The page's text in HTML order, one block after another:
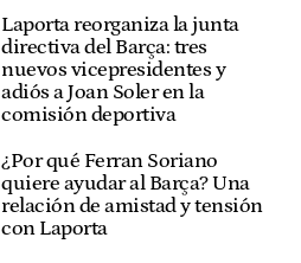
Laporta reorganiza la junta
directiva del Barça: tres
nuevos vicepresidentes y
adiós a Joan Soler en la
comisión deportiva
¿Por qué Ferran Soriano
quiere ayudar al Barça? Una
relación de amistad y tensión
con Laporta